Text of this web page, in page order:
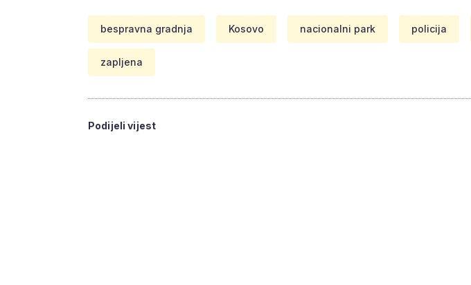
bespravna gradnja Kosovo nacionalni park policija
zapljena
Podijeli vijest